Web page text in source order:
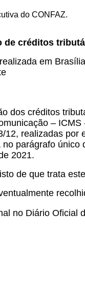
do CONFAZ.
créditos
em
dos créditos
–
realizadas
parágrafo único
2021.
de que trata
no Diário Oficial